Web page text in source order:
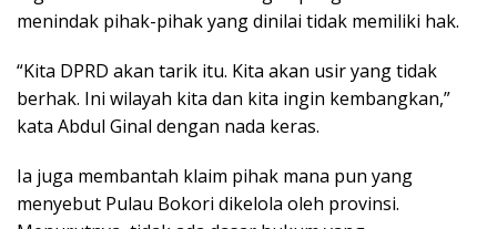
menindak pihak-pihak yang dinilai tidak memiliki hak.
“Kita DPRD akan tarik itu. Kita akan usir yang tidak
berhak. Ini wilayah kita dan kita ingin kembangkan,”
kata Abdul Ginal dengan nada keras.
Ia juga membantah klaim pihak mana pun yang
menyebut Pulau Bokori dikelola oleh provinsi.